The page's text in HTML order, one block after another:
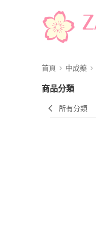
首頁 中成藥
商品分類
所有分類